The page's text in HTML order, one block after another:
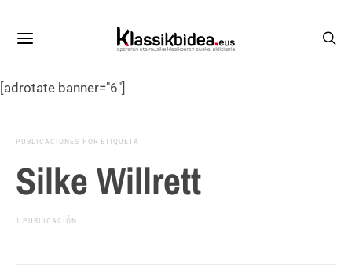
[adrotate banner="6"]
PUBLICACIONES POR ETIQUETA
Silke Willrett
1 PUBLICACIÓN